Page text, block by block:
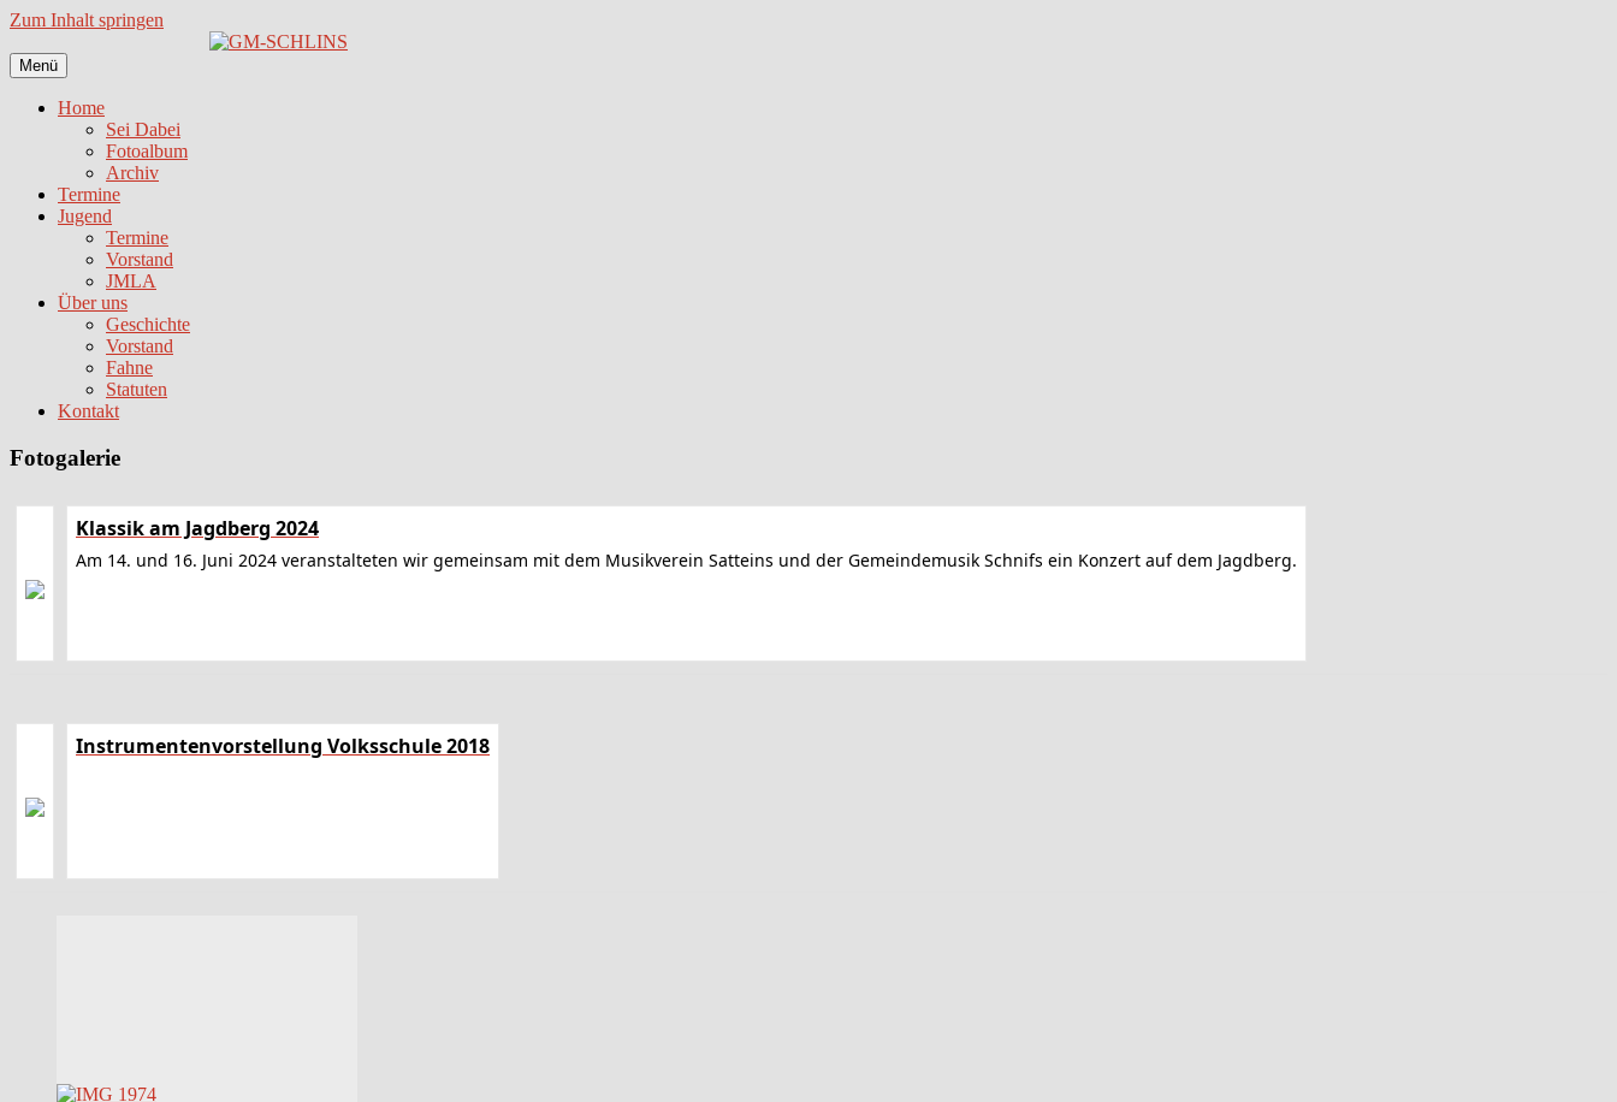
Zum Inhalt springen
Menü
Home
Sei Dabei
Fotoalbum
Archiv
Termine
Jugend
Termine
Vorstand
JMLA
Über uns
Geschichte
Vorstand
Fahne
Statuten
Kontakt
Fotogalerie
Klassik am Jagdberg 2024
Am 14. und 16. Juni 2024 veranstalteten wir gemeinsam mit dem Musikverein Satteins und der Gemeindemusik Schnifs ein Konzert auf dem Jagdberg.
Instrumentenvorstellung Volksschule 2018